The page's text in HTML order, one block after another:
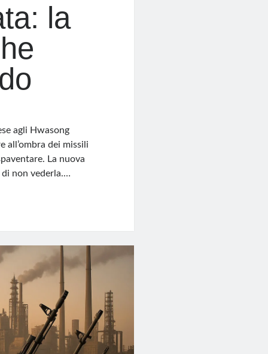
la
agli Hwasong
all’ombra dei missili
La nuova
di non vederla.…